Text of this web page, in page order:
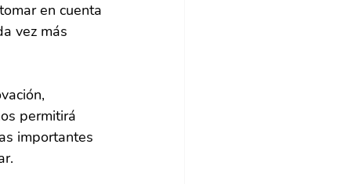
en cuenta
vez más
permitirá
importantes